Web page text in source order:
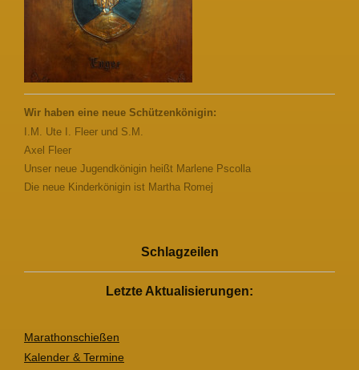
Wir haben eine neue Schützenkönigin:
I.M. Ute I. Fleer und S.M.
Axel Fleer
Unser neue Jugendkönigin heißt Marlene Pscolla
Die neue Kinderkönigin ist Martha Romej
Schlagzeilen
Letzte Aktualisierungen:
Marathonschießen
Kalender & Termine